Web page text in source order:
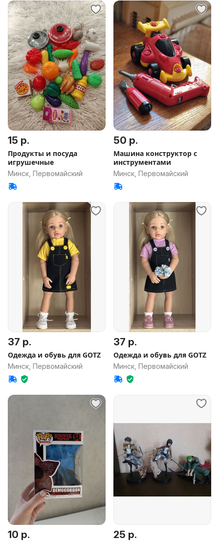
15 р.
Продукты и посуда
игрушечные
Минск, Первомайский
50 р.
Машина конструктор с
инструментами
Минск, Первомайский
37 р.
Одежда и обувь для GOTZ
Минск, Первомайский
37 р.
Одежда и обувь для GOTZ
Минск, Первомайский
10 р. 25 р.